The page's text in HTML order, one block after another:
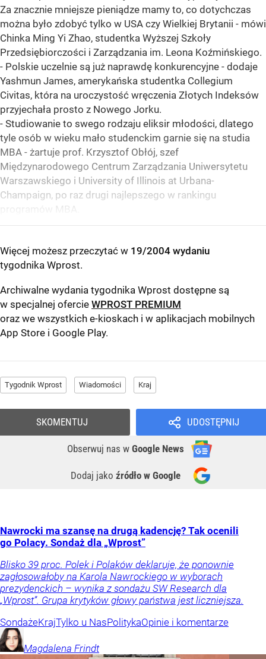
Za znacznie mniejsze pieniądze mamy to, co dotychczas
można było zdobyć tylko w USA czy Wielkiej Brytanii - mówi
Chinka Ming Yi Zhao, studentka Wyższej Szkoły
Przedsiębiorczości i Zarządzania im. Leona Koźmińskiego.
- Polskie uczelnie są już naprawdę konkurencyjne - dodaje
Yashmun James, amerykańska studentka Collegium
Civitas, która na uroczystość wręczenia Złotych Indeksów
przyjechała prosto z Nowego Jorku.
- Studiowanie to swego rodzaju eliksir młodości, dlatego
tyle osób w wieku mało studenckim garnie się na studia
MBA - żartuje prof. Krzysztof Obłój, szef
Międzynarodowego Centrum Zarządzania Uniwersytetu
Warszawskiego i University of Illinois at Urbana-
Champaign, po raz drugi najlepszego w rankingu
programów MBA.
Więcej możesz przeczytać w 19/2004 wydaniu
tygodnika Wprost.
Archiwalne wydania tygodnika Wprost dostępne są
w specjalnej ofercie WPROST PREMIUM
oraz we wszystkich e-kioskach i w aplikacjach mobilnych
App Store i Google Play.
Tygodnik Wprost Wiadomości Kraj
UDOSTĘPNIJ
Obserwuj nas w Google News
Dodaj jako źródło w Google
SKOMENTUJ
Nawrocki ma szansę na drugą kadencję? Tak ocenili
go Polacy. Sondaż dla „Wprost”
Blisko 39 proc. Polek i Polaków deklaruje, że ponownie
zagłosowałoby na Karola Nawrockiego w wyborach
prezydenckich – wynika z sondażu SW Research dla
„Wprost”. Grupa krytyków głowy państwa jest liczniejsza.
SondażeKrajTylko u NasPolitykaOpinie i komentarze
Magdalena Frindt